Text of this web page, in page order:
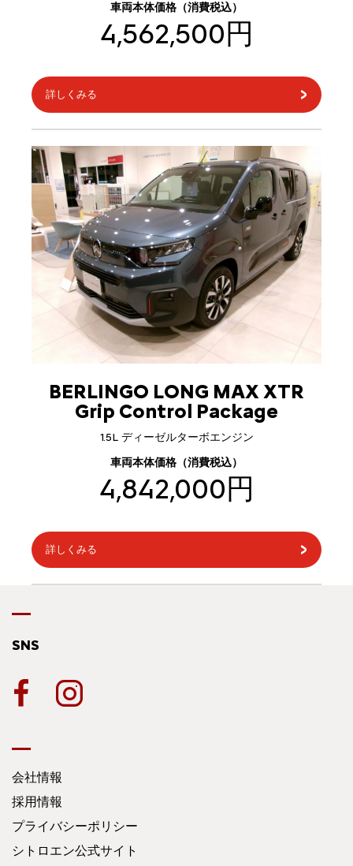
車両本体価格（消費税込）
4,562,500円
詳しくみる
BERLINGO LONG MAX XTR
Grip Control Package
1.5L ディーゼルターボエンジン
車両本体価格（消費税込）
4,842,000円
詳しくみる
SNS
会社情報
採用情報
プライバシーポリシー
シトロエン公式サイト